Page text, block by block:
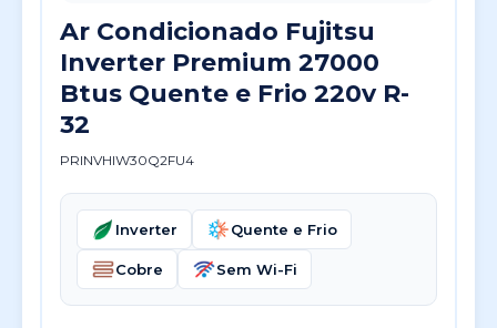
Ar Condicionado Fujitsu
Inverter Premium 27000
Btus Quente e Frio 220v R-
32
PRINVHIW30Q2FU4
Inverter Quente e Frio
Cobre Sem Wi-Fi